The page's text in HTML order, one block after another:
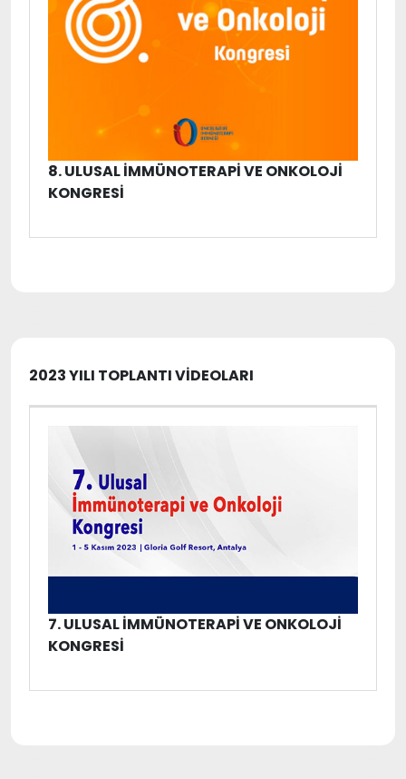
8. ULUSAL İMMÜNOTERAPI VE ONKOLOJI
KONGRESI
2023 YILI TOPLANTI VİDEOLARI
7. ULUSAL İMMÜNOTERAPI VE ONKOLOJI
KONGRESI